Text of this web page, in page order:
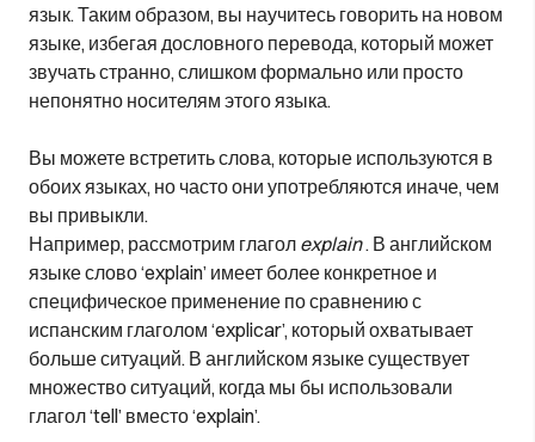
язык. Таким образом, вы научитесь говорить на новом
языке, избегая дословного перевода, который может
звучать странно, слишком формально или просто
непонятно носителям этого языка.
Вы можете встретить слова, которые используются в
обоих языках, но часто они употребляются иначе, чем
вы привыкли.
Например, рассмотрим глагол explain. В английском
языке слово ‘explain’ имеет более конкретное и
специфическое применение по сравнению с
испанским глаголом ‘explicar’, который охватывает
больше ситуаций. В английском языке существует
множество ситуаций, когда мы бы использовали
глагол ‘tell’ вместо ‘explain’.